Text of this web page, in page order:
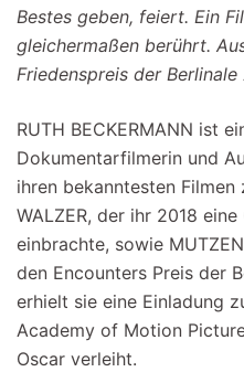
Bestes geben, feiert. Ein
gleichermaßen berührt.
Friedenspreis der Berlinale
RUTH BECKERMANN ist
Dokumentarfilmerin und
ihren bekanntesten Filmen
WALZER, der ihr 2018
einbrachte, sowie
den Encounters Preis der
erhielt sie eine Einladung
Academy of Motion
Oscar verleiht.